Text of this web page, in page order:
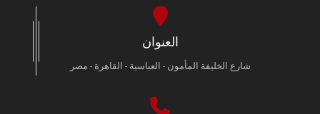
العنوان
شارع الخليفة المأمون - العباسية - القاهرة - مصر